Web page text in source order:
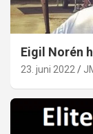
Eigil Norén
23. juni 2022